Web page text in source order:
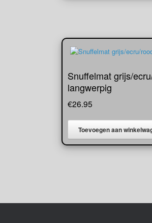
Snuffelmat grijs/
langwerpig
€26.95
Toevoegen aan